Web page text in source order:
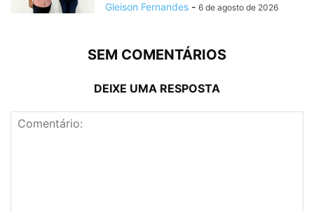
Gleison Fernandes - 6 de agosto de 2026
SEM COMENTÁRIOS
DEIXE UMA RESPOSTA